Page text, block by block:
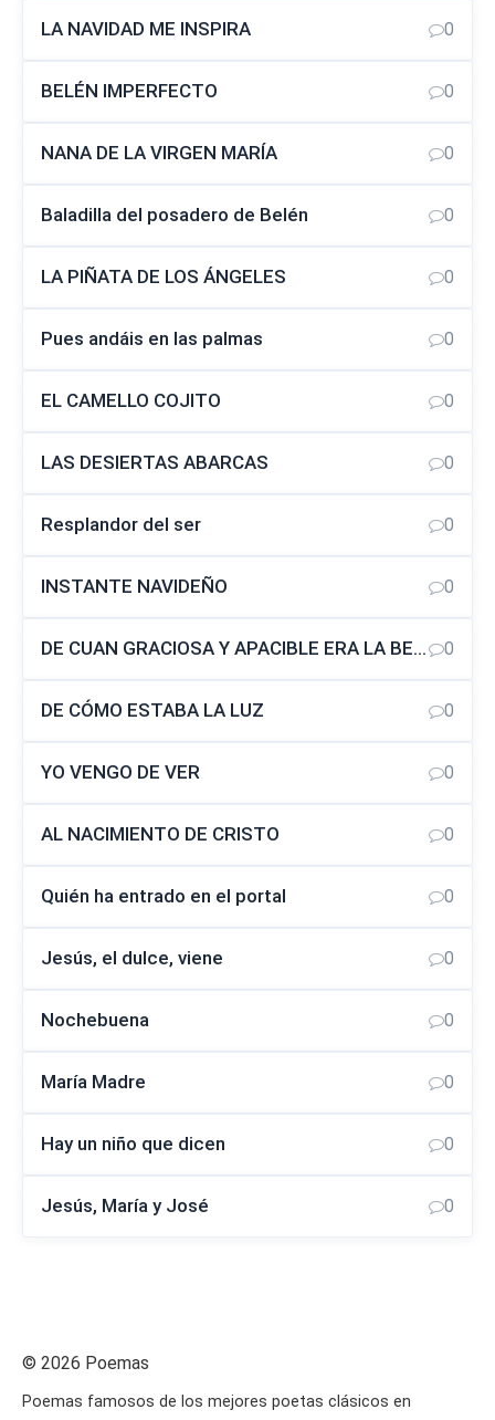
LA NAVIDAD ME INSPIRA 0
BELÉN IMPERFECTO 0
NANA DE LA VIRGEN MARÍA 0
Baladilla del posadero de Belén 0
LA PIÑATA DE LOS ÁNGELES 0
Pues andáis en las palmas 0
EL CAMELLO COJITO 0
LAS DESIERTAS ABARCAS 0
Resplandor del ser 0
INSTANTE NAVIDEÑO 0
DE CUAN GRACIOSA Y APACIBLE ERA LA BELLEZA DE LA VIRGEN 0
DE CÓMO ESTABA LA LUZ 0
YO VENGO DE VER 0
AL NACIMIENTO DE CRISTO 0
Quién ha entrado en el portal 0
Jesús, el dulce, viene 0
Nochebuena 0
María Madre 0
Hay un niño que dicen 0
Jesús, María y José 0
© 2026 Poemas
Poemas famosos de los mejores poetas clásicos en